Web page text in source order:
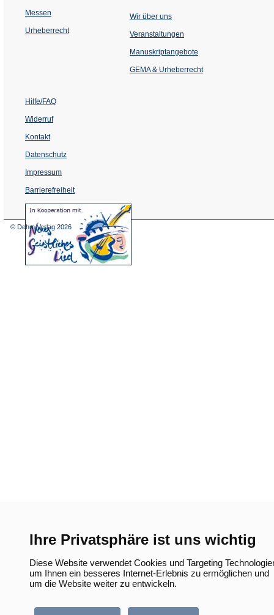
Ihre Privatsphäre ist uns wichtig
Diese Website verwendet Cookies und Targeting
um Ihnen ein besseres Internet-Erlebnis zu ermöglichen und
um die Website weiter zu entwickeln.
Messen
Urheberrecht
Wir über uns
Veranstaltungen
einem
Tab)
Manuskriptangebote
GEMA & Urheberrecht
Hilfe/FAQ
Widerruf
Kontakt
Datenschutz
Impressum
Barrierefreiheit
(Öffnet
in
© Dehm Verlag 2026